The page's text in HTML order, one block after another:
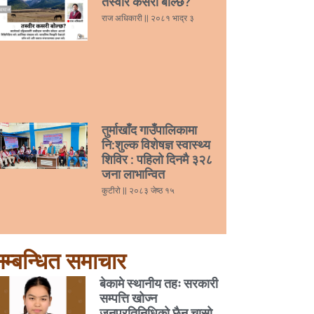
राज अधिकारी २०८१ भाद्र ३
तुर्माखाँद गाउँपालिकामा
नि:शुल्क विशेषज्ञ स्वास्थ्य
शिविर : पहिलो दिनमै ३२८
जना लाभान्वित
कुटीरो २०८३ जेष्ठ १५
समाचार
बेकामे स्थानीय तहः सरकारी
सम्पत्ति खोज्न